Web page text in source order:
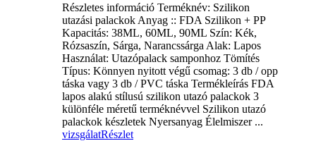
Részletes információ Terméknév: Szilikon
utazási palackok Anyag :: FDA Szilikon + PP
Kapacitás: 38ML, 60ML, 90ML Szín: Kék,
Rózsaszín, Sárga, Narancssárga Alak: Lapos
Használat: Utazópalack samponhoz Tömítés
Típus: Könnyen nyitott végű csomag: 3 db / opp
táska vagy 3 db / PVC táska Termékleírás FDA
lapos alakú stílusú szilikon utazó palackok 3
különféle méretű terméknévvel Szilikon utazó
palackok készletek Nyersanyag Élelmiszer ...
vizsgálatRészlet